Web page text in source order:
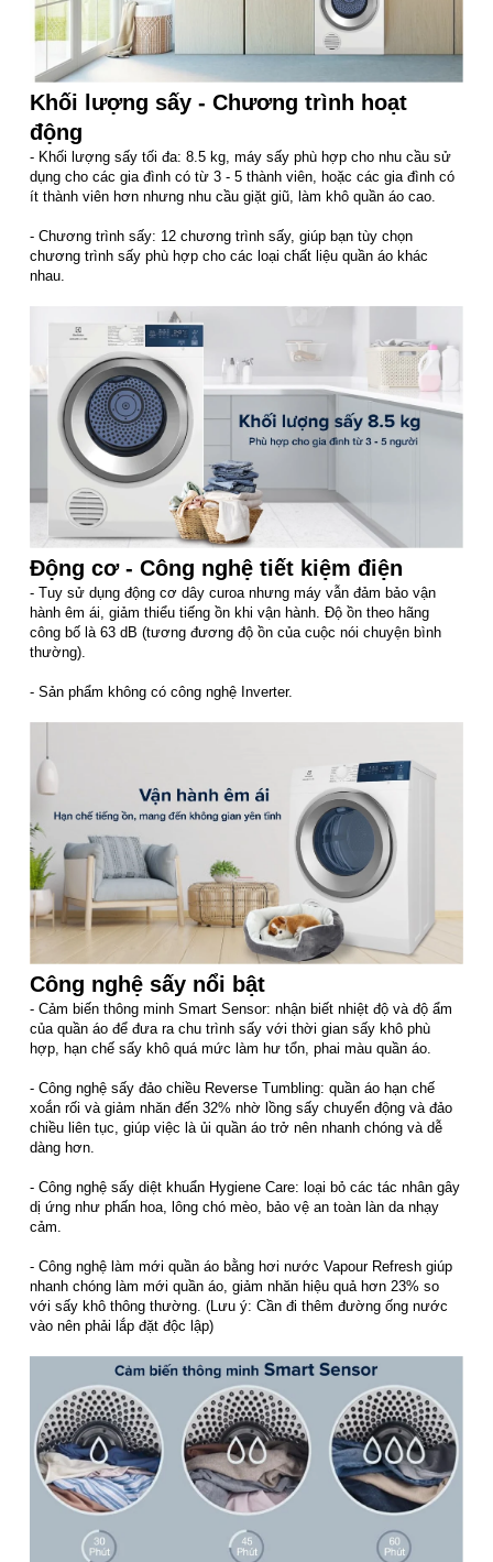
Khối lượng sấy - Chương trình hoạt
động
- Khối lượng sấy tối đa: 8.5 kg, máy sấy phù hợp cho nhu cầu sử
dụng cho các gia đình có từ 3 - 5 thành viên, hoặc các gia đình có
ít thành viên hơn nhưng nhu cầu giặt giũ, làm khô quần áo cao.
- Chương trình sấy: 12 chương trình sấy, giúp bạn tùy chọn
chương trình sấy phù hợp cho các loại chất liệu quần áo khác
nhau.
Động cơ - Công nghệ tiết kiệm điện
- Tuy sử dụng động cơ dây curoa nhưng máy vẫn đảm bảo vận
hành êm ái, giảm thiểu tiếng ồn khi vận hành. Độ ồn theo hãng
công bố là 63 dB (tương đương độ ồn của cuộc nói chuyện bình
thường).
- Sản phẩm không có công nghệ Inverter.
Công nghệ sấy nổi bật
- Cảm biến thông minh Smart Sensor: nhận biết nhiệt độ và độ ẩm
của quần áo để đưa ra chu trình sấy với thời gian sấy khô phù
hợp, hạn chế sấy khô quá mức làm hư tổn, phai màu quần áo.
- Công nghệ sấy đảo chiều Reverse Tumbling: quần áo hạn chế
xoắn rối và giảm nhăn đến 32% nhờ lồng sấy chuyển động và đảo
chiều liên tục, giúp việc là ủi quần áo trở nên nhanh chóng và dễ
dàng hơn.
- Công nghệ sấy diệt khuẩn Hygiene Care: loại bỏ các tác nhân gây
dị ứng như phấn hoa, lông chó mèo, bảo vệ an toàn làn da nhạy
cảm.
- Công nghệ làm mới quần áo bằng hơi nước Vapour Refresh giúp
nhanh chóng làm mới quần áo, giảm nhăn hiệu quả hơn 23% so
với sấy khô thông thường. (Lưu ý: Cần đi thêm đường ống nước
vào nên phải lắp đặt độc lập)